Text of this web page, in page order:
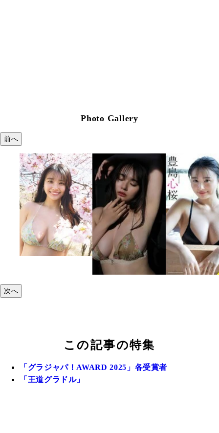
Photo Gallery
前へ
次へ
この記事の特集
「グラジャパ！AWARD 2025」各受賞者
「王道グラドル」